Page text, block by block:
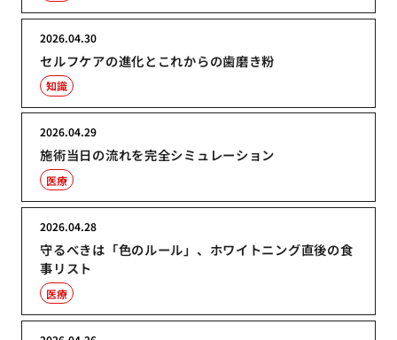
セルフケアの進化とこれからの歯磨き粉
2026.04.30
知識
施術当日の流れを完全シミュレーション
2026.04.29
医療
守るべきは「色のルール」、ホワイトニング直後の食
事リスト
2026.04.28
医療